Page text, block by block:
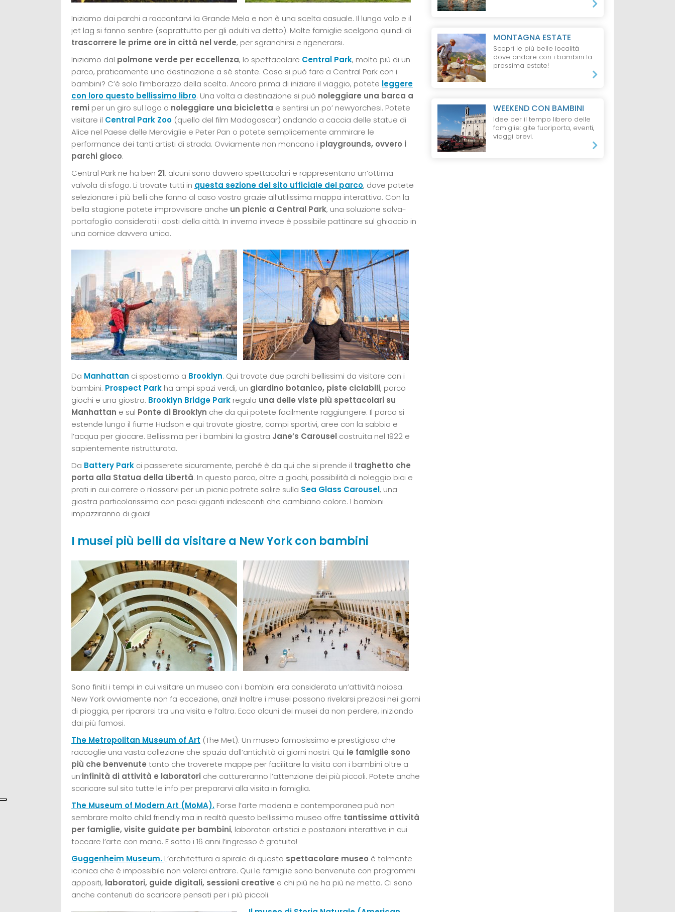
Iniziamo dai parchi a raccontarvi la Grande Mela e non è una scelta casuale. Il lungo volo e il
jet lag si fanno sentire (soprattutto per gli adulti va detto). Molte famiglie scelgono quindi di
trascorrere le prime ore in città nel verde, per sgranchirsi e rigenerarsi.
Iniziamo dal polmone verde per eccellenza, lo spettacolare Central Park, molto più di un
parco, praticamente una destinazione a sé stante. Cosa si può fare a Central Park con i
bambini? C’è solo l’imbarazzo della scelta. Ancora prima di iniziare il viaggio, potete leggere
con loro questo bellissimo libro. Una volta a destinazione si può noleggiare una barca a
remi per un giro sul lago o noleggiare una bicicletta e sentirsi un po’ newyorchesi. Potete
visitare il Central Park Zoo (quello del film Madagascar) andando a caccia delle statue di
Alice nel Paese delle Meraviglie e Peter Pan o potete semplicemente ammirare le
performance dei tanti artisti di strada. Ovviamente non mancano i playgrounds, ovvero i
parchi gioco.
Central Park ne ha ben 21, alcuni sono davvero spettacolari e rappresentano un’ottima
valvola di sfogo. Li trovate tutti in questa sezione del sito ufficiale del parco, dove potete
selezionare i più belli che fanno al caso vostro grazie all’utilissima mappa interattiva. Con la
bella stagione potete improvvisare anche un picnic a Central Park, una soluzione salva-
portafoglio considerati i costi della città. In inverno invece è possibile pattinare sul ghiaccio in
una cornice davvero unica.
Da Manhattan ci spostiamo a Brooklyn. Qui trovate due parchi bellissimi da visitare con i
bambini. Prospect Park ha ampi spazi verdi, un giardino botanico, piste ciclabili, parco
giochi e una giostra. Brooklyn Bridge Park regala una delle viste più spettacolari su
Manhattan e sul Ponte di Brooklyn che da qui potete facilmente raggiungere. Il parco si
estende lungo il fiume Hudson e qui trovate giostre, campi sportivi, aree con la sabbia e
l’acqua per giocare. Bellissima per i bambini la giostra Jane’s Carousel costruita nel 1922 e
sapientemente ristrutturata.
Da Battery Park ci passerete sicuramente, perché è da qui che si prende il traghetto che
porta alla Statua della Libertà. In questo parco, oltre a giochi, possibilità di noleggio bici e
prati in cui correre o rilassarvi per un picnic potrete salire sulla Sea Glass Carousel, una
giostra particolarissima con pesci giganti iridescenti che cambiano colore. I bambini
impazziranno di gioia!
I musei più belli da visitare a New York con bambini
Sono finiti i tempi in cui visitare un museo con i bambini era considerata un’attività noiosa.
New York ovviamente non fa eccezione, anzi! Inoltre i musei possono rivelarsi preziosi nei giorni
di pioggia, per ripararsi tra una visita e l’altra. Ecco alcuni dei musei da non perdere, iniziando
dai più famosi.
The Metropolitan Museum of Art (The Met). Un museo famosissimo e prestigioso che
raccoglie una vasta collezione che spazia dall’antichità ai giorni nostri. Qui le famiglie sono
più che benvenute tanto che troverete mappe per facilitare la visita con i bambini oltre a
un’infinità di attività e laboratori che cattureranno l’attenzione dei più piccoli. Potete anche
scaricare sul sito tutte le info per prepararvi alla visita in famiglia.
The Museum of Modern Art (MoMA). Forse l’arte modena e contemporanea può non
sembrare molto child friendly ma in realtà questo bellissimo museo offre tantissime attività
per famiglie, visite guidate per bambini, laboratori artistici e postazioni interattive in cui
toccare l’arte con mano. E sotto i 16 anni l’ingresso è gratuito!
Guggenheim Museum. L’architettura a spirale di questo spettacolare museo è talmente
iconica che è impossibile non volerci entrare. Qui le famiglie sono benvenute con programmi
appositi, laboratori, guide digitali, sessioni creative e chi più ne ha più ne metta. Ci sono
anche contenuti da scaricare pensati per i più piccoli.
MONTAGNA ESTATE
Scopri le più belle località
dove andare con i bambini la
prossima estate!
WEEKEND CON BAMBINI
Idee per il tempo libero delle
famiglie: gite fuoriporta, eventi,
viaggi brevi.